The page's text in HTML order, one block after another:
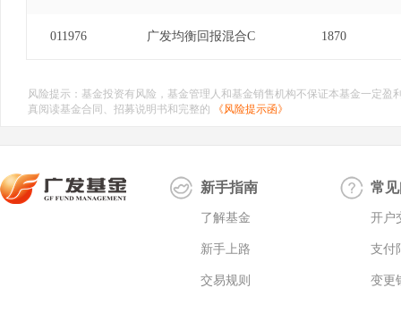
011976 广发均衡回报混合C 1870
风险提示：基金投资有风险，基金管理人和基金销售机构不保证本基金一定
真阅读基金合同、招募说明书和完整的
《风险提示函》
新手指南
了解基金
新手上路
交易规则
常
开户
支付
变更